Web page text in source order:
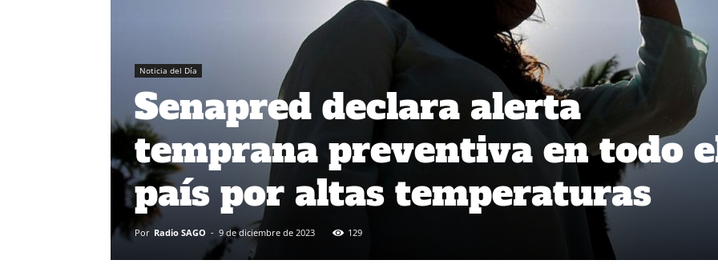
Noticia del Día
Senapred declara alerta
temprana preventiva en todo
país por altas temperaturas
Por Radio SAGO - 9 de diciembre de 2023 129